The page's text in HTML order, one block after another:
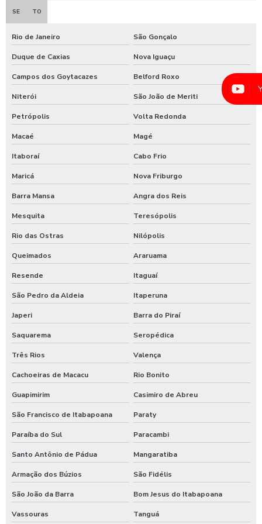
Equipamento para lavagem de onibus
Equipamento de limpeza de colheitadeiras
Equipamento de limpeza manual de caminhão
Equipamentos para higienização automotiva
Equipamentos para higienização de veiculos
Equipamentos para lavagem de caminhoes
Equipamentos para lavagem de carros
Espuma azul para lava rapido
Espuma azul para lavar carros
Fornecedor de aspirador self service
Germicida automotivo
Germicida para carros
Higienização automotiva
Higienização automotiva contra covid 19
Higienização automotiva preço
Higienização automotiva a seco
Higienização automotiva valor
Higienização automotiva a vapor
Lava caminhões
SE TO
Rio de Janeiro São Gonçalo
Duque de Caxias Nova Iguaçu
Campos dos Goytacazes Belford Roxo
Niterói São João de Meriti
Petrópolis Volta Redonda
Macaé Magé
Itaboraí Cabo Frio
Maricá Nova Friburgo
Barra Mansa Angra dos Reis
Mesquita Teresópolis
Rio das Ostras Nilópolis
Queimados Araruama
Resende Itaguaí
São Pedro da Aldeia Itaperuna
Japeri Barra do Piraí
Saquarema Seropédica
Três Rios Valença
Cachoeiras de Macacu Rio Bonito
Guapimirim Casimiro de Abreu
São Francisco de Itabapoana Paraty
Paraíba do Sul Paracambi
Santo Antônio de Pádua Mangaratiba
Armação dos Búzios São Fidélis
São João da Barra Bom Jesus do Itabapoana
Vassouras Tanguá